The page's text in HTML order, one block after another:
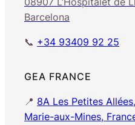
Barcelona
📞 +34 93409 92 25
GEA FRANCE
📍 8A Les Petites
Marie-aux-Mines,